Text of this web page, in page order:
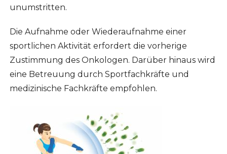
unumstritten.
Die Aufnahme oder Wiederaufnahme einer
sportlichen Aktivität erfordert die vorherige
Zustimmung des Onkologen. Darüber hinaus wird
eine Betreuung durch Sportfachkräfte und
medizinische Fachkräfte empfohlen.